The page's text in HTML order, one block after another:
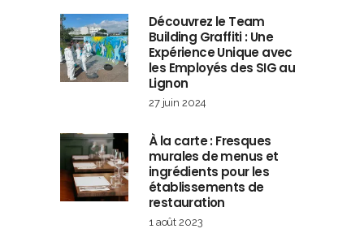
Découvrez le Team
Building Graffiti : Une
Expérience Unique avec
les Employés des SIG au
Lignon
27 juin 2024
À la carte : Fresques
murales de menus et
ingrédients pour les
établissements de
restauration
1 août 2023